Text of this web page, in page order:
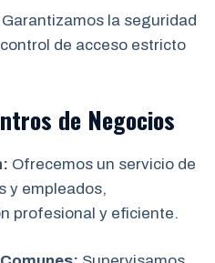
Garantizamos la seguridad
de acceso estricto
de Negocios
Ofrecemos un servicio de
y empleados,
profesional y eficiente.